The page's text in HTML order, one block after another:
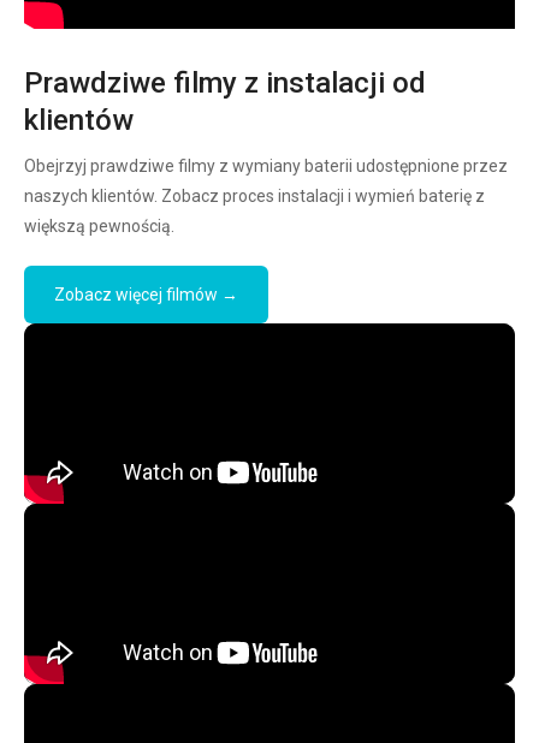
Prawdziwe filmy z instalacji od
klientów
Obejrzyj prawdziwe filmy z wymiany baterii udostępnione przez
naszych klientów. Zobacz proces instalacji i wymień baterię z
większą pewnością.
Zobacz więcej filmów →